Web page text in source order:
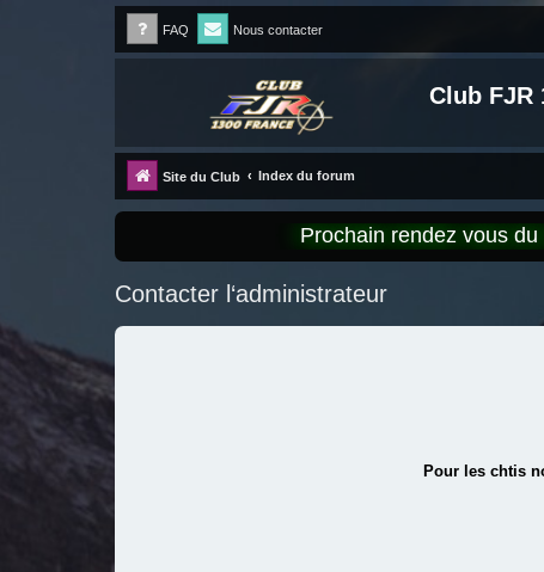
FAQ Nous contacter
Club FJR
Site du Club Index du forum
Prochain rendez vous
Contacter l‘administrateur
Pour les chtis